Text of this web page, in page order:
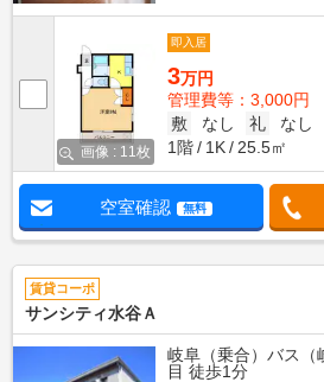
画像 : 11枚
即入居
3万円
管理費等：3,000円
敷
なし 礼
なし
1階
1K 25.5㎡
空室確認 無料
賃貸コーポ
サンシティ水谷Ａ
岐阜（乗合）バス（
目 徒歩1分